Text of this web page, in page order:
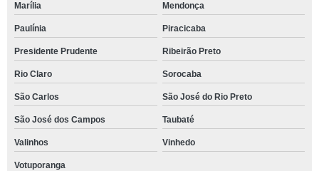
Marília Mendonça
Paulínia Piracicaba
Presidente Prudente Ribeirão Preto
Rio Claro Sorocaba
São Carlos São José do Rio Preto
São José dos Campos Taubaté
Valinhos Vinhedo
Votuporanga